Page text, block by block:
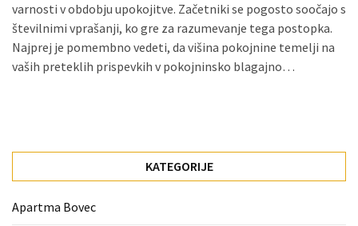
Ko
na
strehi,
Lisjak
varnosti v obdobju upokojitve. Začetniki se pogosto soočajo s
številnimi vprašanji, ko gre za razumevanje tega postopka.
Najprej je pomembno vedeti, da višina pokojnine temelji na
vaših preteklih prispevkih v pokojninsko blagajno…
KATEGORIJE
Apartma Bovec